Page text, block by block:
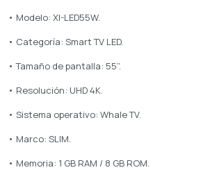
• Modelo: XI-LED55W.
• Categoría: Smart TV LED.
• Tamaño de pantalla: 55”.
• Resolución: UHD 4K.
• Sistema operativo: Whale TV.
• Marco: SLIM.
• Memoria: 1 GB RAM / 8 GB ROM.